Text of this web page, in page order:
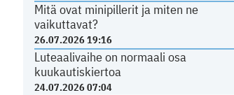
Mitä ovat minipillerit ja miten ne
vaikuttavat?
26.07.2026 19:16
Luteaalivaihe on normaali osa
kuukautiskiertoa
24.07.2026 07:04